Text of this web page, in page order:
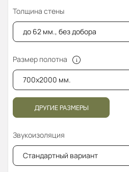
Толщина стены
до 62 мм., без добора
Размер полотна
700x2000 мм.
ДРУГИЕ РАЗМЕРЫ
Звукоизоляция
Стандартный вариант